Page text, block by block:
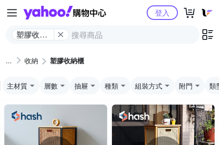
Yahoo購物中心
塑膠收納
登入
收納 塑膠收納櫃
主材質 層數 抽屜 種類 組裝方式 附門 類